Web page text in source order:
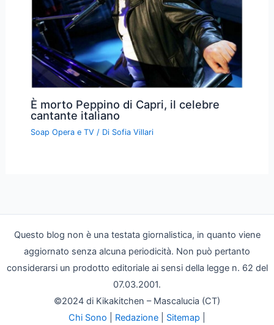
È morto Peppino di Capri, il celebre
cantante italiano
Soap Opera e TV / Di Sofia Villari
Questo blog non è una testata giornalistica, in quanto viene
aggiornato senza alcuna periodicità. Non può pertanto
considerarsi un prodotto editoriale ai sensi della legge n. 62 del
07.03.2001.
©2024 di Kikakitchen – Mascalucia (CT)
Chi Sono
Redazione Sitemap